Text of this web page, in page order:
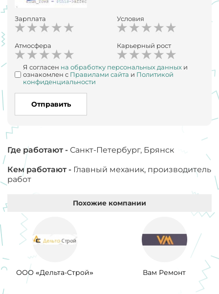
Зарплата Условия
Атмосфера Карьерный рост
Я согласен на обработку персональных данных и
ознакомлен с Правилами сайта и Политикой
конфиденциальности
Отправить
Где работают - Санкт-Петербург, Брянск
Кем работают - Главный механик, производитель
работ
Похожие компании
ООО «Дельта-Строй» Вам Ремонт